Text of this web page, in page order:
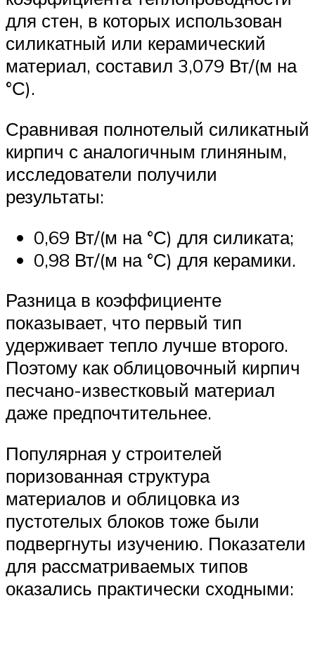
для стен, в которых использован
силикатный или керамический
материал, составил 3,079 Вт/(м на
°С).
Сравнивая полнотелый силикатный
кирпич с аналогичным глиняным,
исследователи получили
результаты:
0,69 Вт/(м на °С) для силиката;
0,98 Вт/(м на °С) для керамики.
Разница в коэффициенте
показывает, что первый тип
удерживает тепло лучше второго.
Поэтому как облицовочный кирпич
песчано-известковый материал
даже предпочтительнее.
Популярная у строителей
поризованная структура
материалов и облицовка из
пустотелых блоков тоже были
подвергнуты изучению. Показатели
для рассматриваемых типов
оказались практически сходными: